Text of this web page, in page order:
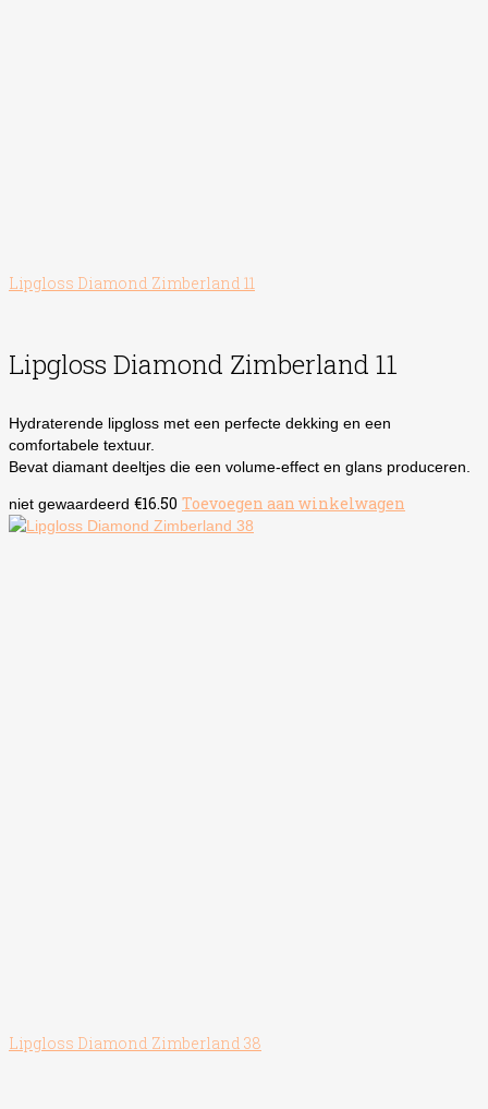
Lipgloss Diamond Zimberland 11
Lipgloss Diamond Zimberland 11
Hydraterende lipgloss met een perfecte dekking en een
comfortabele textuur.
Bevat diamant deeltjes die een volume-effect en glans produceren.
niet gewaardeerd €16.50 Toevoegen aan winkelwagen
Lipgloss Diamond Zimberland 38